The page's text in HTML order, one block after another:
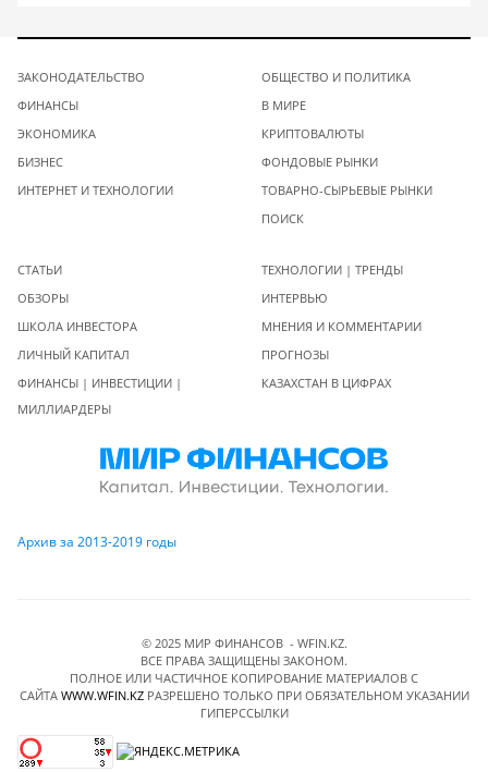
ЗАКОНОДАТЕЛЬСТВО
ФИНАНСЫ
ЭКОНОМИКА
БИЗНЕС
ИНТЕРНЕТ И ТЕХНОЛОГИИ
ОБЩЕСТВО И ПОЛИТИКА
В МИРЕ
КРИПТОВАЛЮТЫ
ФОНДОВЫЕ РЫНКИ
ТОВАРНО-СЫРЬЕВЫЕ РЫНКИ
ПОИСК
СТАТЬИ
ОБЗОРЫ
ШКОЛА ИНВЕСТОРА
ЛИЧНЫЙ КАПИТАЛ
ФИНАНСЫ | ИНВЕСТИЦИИ |
МИЛЛИАРДЕРЫ
ТЕХНОЛОГИИ | ТРЕНДЫ
ИНТЕРВЬЮ
МНЕНИЯ И КОММЕНТАРИИ
ПРОГНОЗЫ
КАЗАХСТАН В ЦИФРАХ
Архив за 2013-2019 годы
© 2025 МИР ФИНАНСОВ - WFIN.KZ.
ВСЕ ПРАВА ЗАЩИЩЕНЫ ЗАКОНОМ.
ПОЛНОЕ ИЛИ ЧАСТИЧНОЕ КОПИРОВАНИЕ МАТЕРИАЛОВ C
САЙТА WWW.WFIN.KZРАЗРЕШЕНО ТОЛЬКО ПРИ ОБЯЗАТЕЛЬНОМ УКАЗАНИИ
ГИПЕРССЫЛКИ